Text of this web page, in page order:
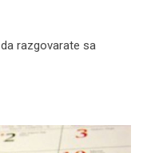
razgovarate sa